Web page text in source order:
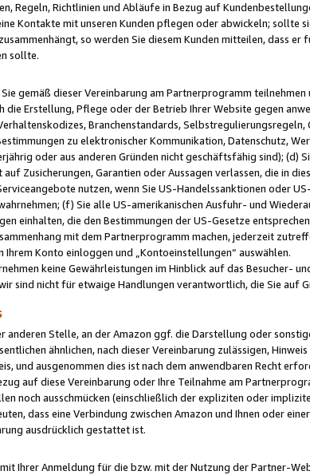
Regeln, Richtlinien und Abläufe in Bezug auf
Kontakte mit unseren Kunden pflegen oder abwickeln; sollte
so werden Sie diesem Kunden mitteilen, dass
sollte.
gemäß dieser Vereinbarung am Partnerprogramm
die Erstellung, Pflege oder der Betrieb Ihrer Website gegen
Branchenstandards,
zu elektronischer Kommunikation, Datenschutz,
oder aus anderen Gründen nicht geschäftsfähig sind); (d)
Zusicherungen, Garantien oder Aussagen verlassen, die in
nutzen, wenn Sie US-Handelssanktionen oder
(f) Sie alle US-amerikanischen Ausfuhr- und
einhalten, die den Bestimmungen der US-Gesetze
mit dem Partnerprogramm machen, jederzeit
Ihrem Konto einloggen und „Kontoeinstellungen“ auswählen.
keine Gewährleistungen im Hinblick auf das Besucher-
sind nicht für etwaige Handlungen verantwortlich, die Sie auf
anderen Stelle, an der Amazon ggf. die Darstellung oder
ähnlichen, nach dieser Vereinbarung zulässigen,
und ausgenommen dies ist nach dem anwendbaren Recht
auf diese Vereinbarung oder Ihre Teilnahme am
noch ausschmücken (einschließlich der expliziten oder
dass eine Verbindung zwischen Amazon und Ihnen oder
ausdrücklich gestattet ist.
Ihrer Anmeldung für die bzw. mit der Nutzung der Partner-